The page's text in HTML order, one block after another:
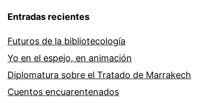
Entradas recientes
Futuros de la bibliotecología
Yo en el espejo, en animación
Diplomatura sobre el Tratado de Marrakech
Cuentos encuarentenados